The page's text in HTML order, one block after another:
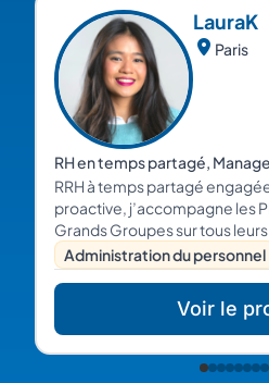
LauraK
Paris
RH en temps partagé,
RRH à temps partagé
proactive, j’accompagne les
Grands Groupes sur tous
culture, structuration,
Administration du personnel
Voir le